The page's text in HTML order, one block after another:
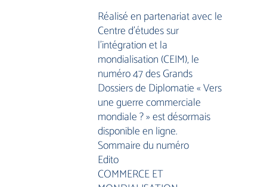
Réalisé en partenariat avec le
Centre d’études sur
l’intégration et la
mondialisation (CEIM), le
numéro 47 des Grands
Dossiers de Diplomatie « Vers
une guerre commerciale
mondiale ? » est désormais
disponible en ligne.
Sommaire du numéro
Edito
COMMERCE ET